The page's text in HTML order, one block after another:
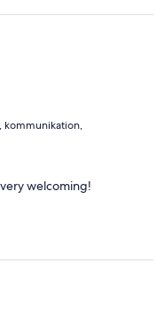
kommunikation,
welcoming!